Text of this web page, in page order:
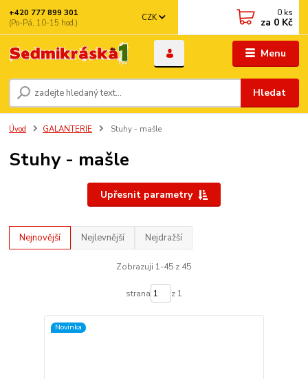
Menu
CZK
Hledat
+420 777 899 301
(Po-Pá, 10-15 hod.)
0 ks
za 0 Kč
Úvod GALANTERIE Stuhy - mašle
Stuhy - mašle
Upřesnit parametry
Nejnovější Nejlevnější Nejdražší
Zobrazuji 1-45 z 45
strana z 1
Novinka